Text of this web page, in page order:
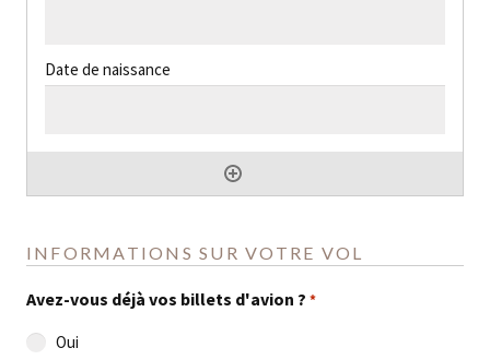
INFORMATIONS SUR VOTRE VOL
Avez-vous déjà vos billets d'avion ? *
Oui